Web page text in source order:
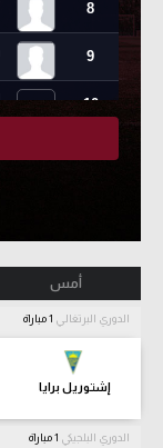
أمس
الدوري البرتغالي
إشتوريل برايا
الدوري البلجيكي